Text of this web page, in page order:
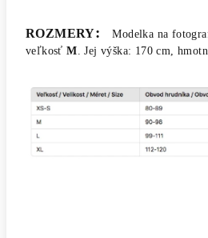
ROZMERY:
Modelka na
veľkosťM . Jej výška: 170 cm,